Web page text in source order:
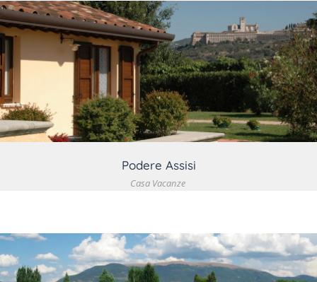
VEDI DETTAGLIO
Podere Assisi
Casa Vacanze